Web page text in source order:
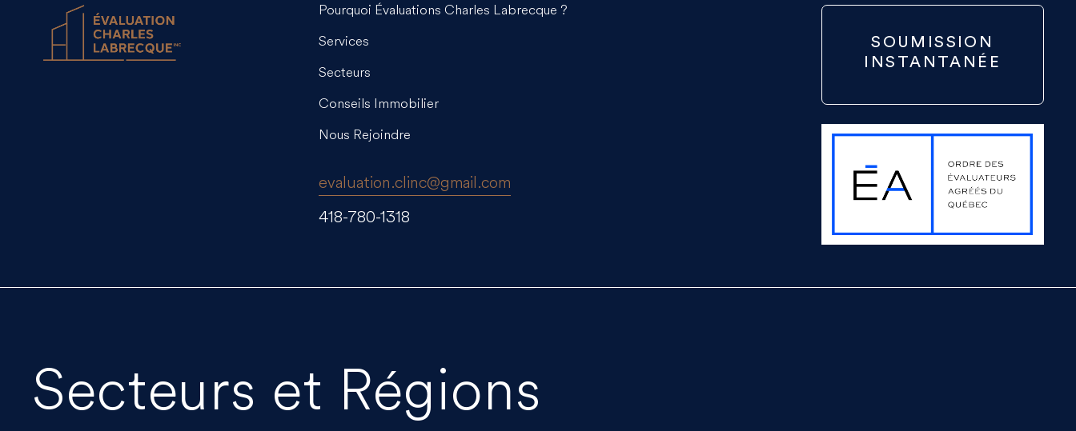
Pourquoi Évaluations Charles Labrecque ?
Services
Secteurs
Conseils Immobilier
Nous Rejoindre
evaluation.clinc@gmail.com
418-780-1318
SOUMISSION
INSTANTANÉE
Secteurs et Régions